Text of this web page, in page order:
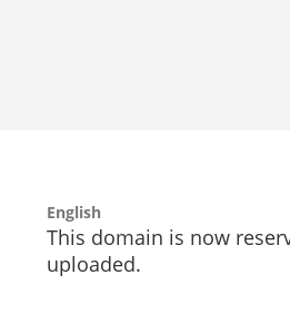
English
This domain is now
uploaded.